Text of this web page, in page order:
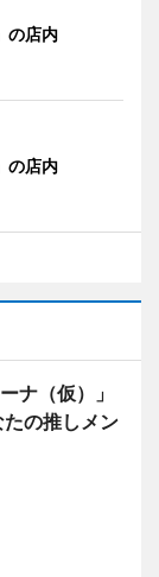
の店内
の店内
ナ（仮）」
の推しメン